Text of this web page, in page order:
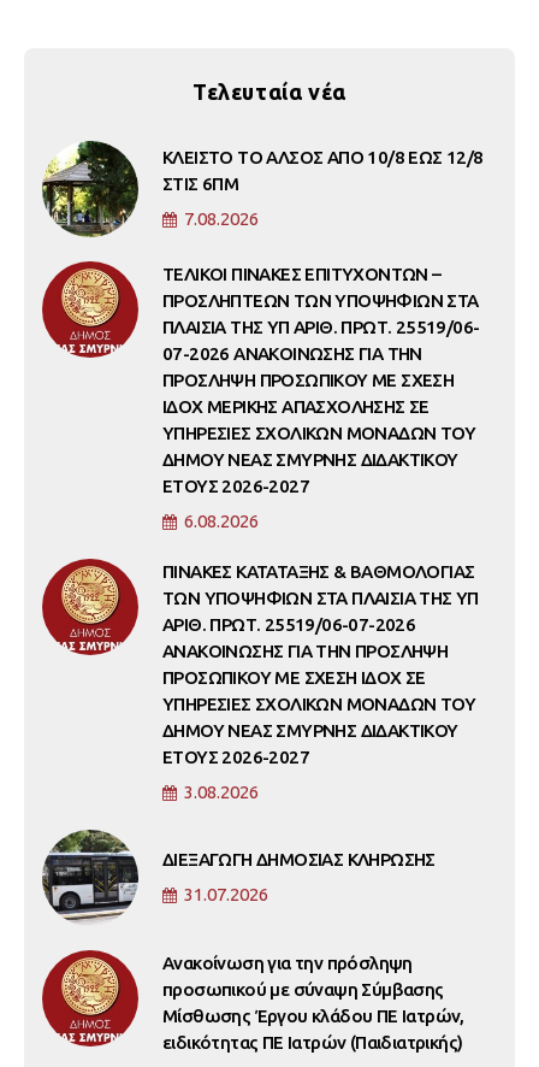
Τελευταία νέα
ΚΛΕΙΣΤΟ ΤΟ ΑΛΣΟΣ ΑΠΟ 10/8 ΕΩΣ 12/8
ΣΤΙΣ 6ΠΜ
7.08.2026
ΤΕΛΙΚΟΙ ΠΙΝΑΚΕΣ ΕΠΙΤΥΧΟΝΤΩΝ –
ΠΡΟΣΛΗΠΤΕΩΝ ΤΩΝ ΥΠΟΨΗΦΙΩΝ ΣΤΑ
ΠΛΑΙΣΙΑ ΤΗΣ ΥΠ ΑΡΙΘ. ΠΡΩΤ. 25519/06-
07-2026 ΑΝΑΚΟΙΝΩΣΗΣ ΓΙΑ ΤΗΝ
ΠΡΟΣΛΗΨΗ ΠΡΟΣΩΠΙΚΟΥ ΜΕ ΣΧΕΣΗ
ΙΔΟΧ ΜΕΡΙΚΗΣ ΑΠΑΣΧΟΛΗΣΗΣ ΣΕ
ΥΠΗΡΕΣΙΕΣ ΣΧΟΛΙΚΩΝ ΜΟΝΑΔΩΝ ΤΟΥ
ΔΗΜΟΥ ΝΕΑΣ ΣΜΥΡΝΗΣ ΔΙΔΑΚΤΙΚΟΥ
ΕΤΟΥΣ 2026-2027
6.08.2026
ΠΙΝΑΚΕΣ ΚΑΤΑΤΑΞΗΣ & ΒΑΘΜΟΛΟΓΙΑΣ
ΤΩΝ ΥΠΟΨΗΦΙΩΝ ΣΤΑ ΠΛΑΙΣΙΑ ΤΗΣ ΥΠ
ΑΡΙΘ. ΠΡΩΤ. 25519/06-07-2026
ΑΝΑΚΟΙΝΩΣΗΣ ΓΙΑ ΤΗΝ ΠΡΟΣΛΗΨΗ
ΠΡΟΣΩΠΙΚΟΥ ΜΕ ΣΧΕΣΗ ΙΔΟΧ ΣΕ
ΥΠΗΡΕΣΙΕΣ ΣΧΟΛΙΚΩΝ ΜΟΝΑΔΩΝ ΤΟΥ
ΔΗΜΟΥ ΝΕΑΣ ΣΜΥΡΝΗΣ ΔΙΔΑΚΤΙΚΟΥ
ΕΤΟΥΣ 2026-2027
3.08.2026
ΔΙΕΞΑΓΩΓΗ ΔΗΜΟΣΙΑΣ ΚΛΗΡΩΣΗΣ
31.07.2026
Ανακοίνωση για την πρόσληψη
προσωπικού με σύναψη Σύμβασης
Μίσθωσης Έργου κλάδου ΠΕ Ιατρών,
ειδικότητας ΠΕ Ιατρών (Παιδιατρικής)